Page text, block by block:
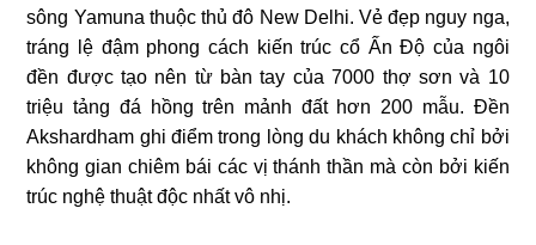
sông Yamuna thuộc thủ đô New Delhi. Vẻ đẹp nguy nga,
tráng lệ đậm phong cách kiến trúc cổ Ấn Độ của ngôi
đền được tạo nên từ bàn tay của 7000 thợ sơn và 10
triệu tảng đá hồng trên mảnh đất hơn 200 mẫu. Đền
Akshardham ghi điểm trong lòng du khách không chỉ bởi
không gian chiêm bái các vị thánh thần mà còn bởi kiến
trúc nghệ thuật độc nhất vô nhị.